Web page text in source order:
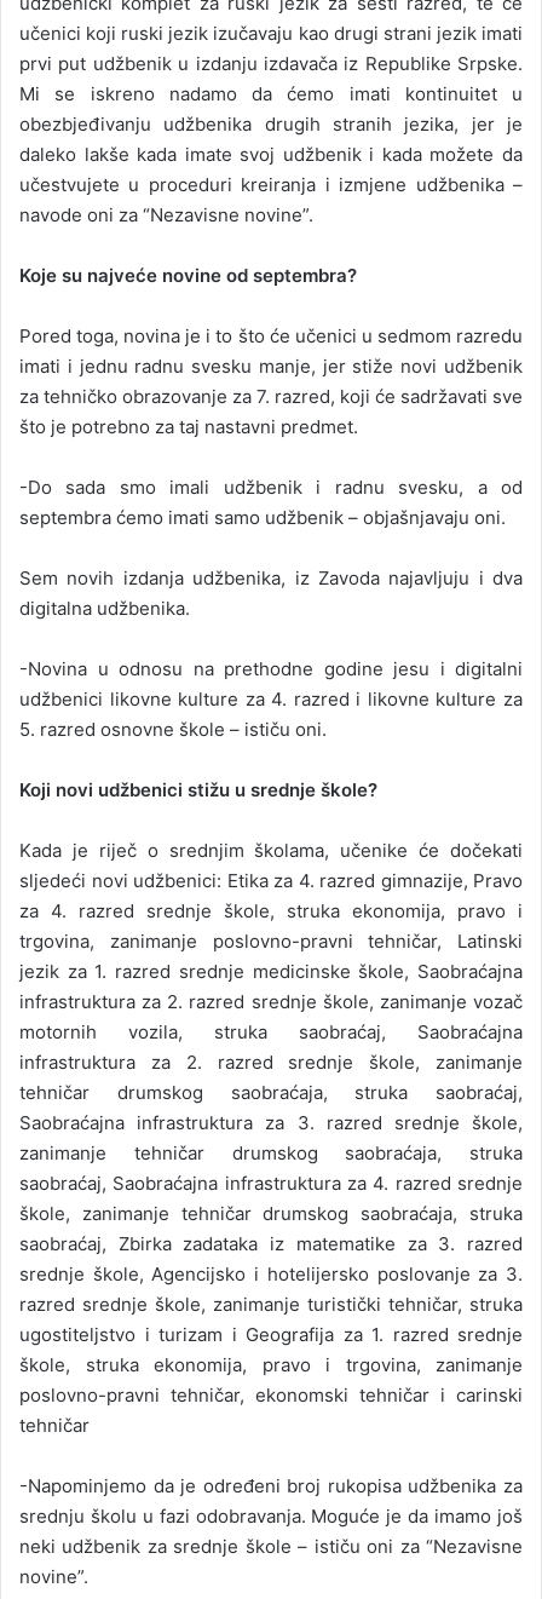
učenici koji ruski jezik izučavaju kao drugi strani jezik imati
prvi put udžbenik u izdanju izdavača iz Republike Srpske.
Mi se iskreno nadamo da ćemo imati kontinuitet u
obezbjeđivanju udžbenika drugih stranih jezika, jer je
daleko lakše kada imate svoj udžbenik i kada možete da
učestvujete u proceduri kreiranja i izmjene udžbenika –
navode oni za “Nezavisne novine”.
Koje su najveće novine od septembra?
Pored toga, novina je i to što će učenici u sedmom razredu
imati i jednu radnu svesku manje, jer stiže novi udžbenik
za tehničko obrazovanje za 7. razred, koji će sadržavati sve
što je potrebno za taj nastavni predmet.
-Do sada smo imali udžbenik i radnu svesku, a od
septembra ćemo imati samo udžbenik – objašnjavaju oni.
Sem novih izdanja udžbenika, iz Zavoda najavljuju i dva
digitalna udžbenika.
-Novina u odnosu na prethodne godine jesu i digitalni
udžbenici likovne kulture za 4. razred i likovne kulture za
5. razred osnovne škole – ističu oni.
Koji novi udžbenici stižu u srednje škole?
Kada je riječ o srednjim školama, učenike će dočekati
sljedeći novi udžbenici: Etika za 4. razred gimnazije, Pravo
za 4. razred srednje škole, struka ekonomija, pravo i
trgovina, zanimanje poslovno-pravni tehničar, Latinski
jezik za 1. razred srednje medicinske škole, Saobraćajna
infrastruktura za 2. razred srednje škole, zanimanje vozač
motornih vozila, struka saobraćaj, Saobraćajna
infrastruktura za 2. razred srednje škole, zanimanje
tehničar drumskog saobraćaja, struka saobraćaj,
Saobraćajna infrastruktura za 3. razred srednje škole,
zanimanje tehničar drumskog saobraćaja, struka
saobraćaj, Saobraćajna infrastruktura za 4. razred srednje
škole, zanimanje tehničar drumskog saobraćaja, struka
saobraćaj, Zbirka zadataka iz matematike za 3. razred
srednje škole, Agencijsko i hotelijersko poslovanje za 3.
razred srednje škole, zanimanje turistički tehničar, struka
ugostiteljstvo i turizam i Geografija za 1. razred srednje
škole, struka ekonomija, pravo i trgovina, zanimanje
poslovno-pravni tehničar, ekonomski tehničar i carinski
tehničar
-Napominjemo da je određeni broj rukopisa udžbenika za
srednju školu u fazi odobravanja. Moguće je da imamo još
neki udžbenik za srednje škole – ističu oni za “Nezavisne
novine”.